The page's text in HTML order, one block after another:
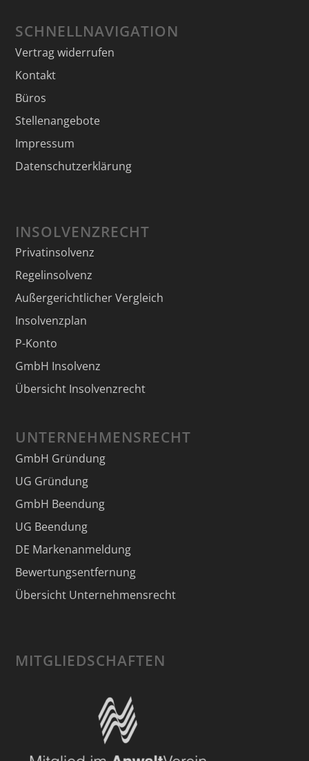
SCHNELLNAVIGATION
Vertrag widerrufen
Kontakt
Büros
Stellenangebote
Impressum
Datenschutzerklärung
INSOLVENZRECHT
Privatinsolvenz
Regelinsolvenz
Außergerichtlicher Vergleich
Insolvenzplan
P-Konto
GmbH Insolvenz
Übersicht Insolvenzrecht
UNTERNEHMENSRECHT
GmbH Gründung
UG Gründung
GmbH Beendung
UG Beendung
DE Markenanmeldung
Bewertungsentfernung
Übersicht Unternehmensrecht
MITGLIEDSCHAFTEN